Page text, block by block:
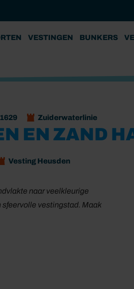
VESTINGEN BUNKERS
Zuiderwaterlinie
EN ZAND
Vesting Heusden
naar veelkleurige
vestingstad. Maak